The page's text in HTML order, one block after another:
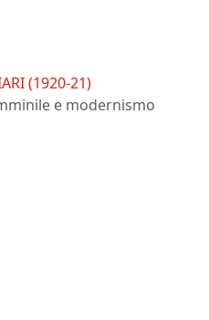
(1920-21)
e modernismo